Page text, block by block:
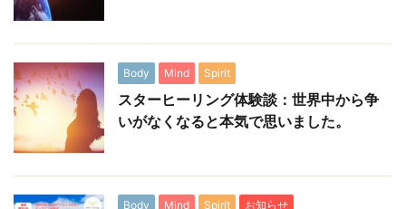
Body Mind Spirit
スターヒーリング体験談：世界中から争
いがなくなると本気で思いました。
Body Mind Spirit
お知らせ